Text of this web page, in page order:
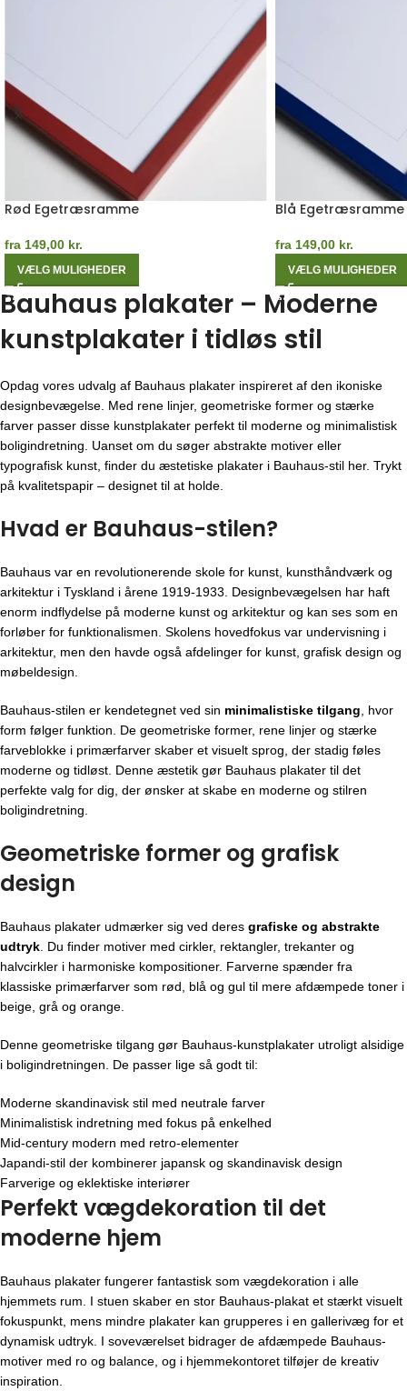
Rød Egetræsramme
fra 149,00 kr.
VÆLG MULIGHEDER
Blå Egetræsramme
fra 149,00 kr.
VÆLG MULIGHEDER
Bauhaus plakater – Moderne
kunstplakater i tidløs stil
Opdag vores udvalg af Bauhaus plakater inspireret af den ikoniske
designbevægelse. Med rene linjer, geometriske former og stærke
farver passer disse kunstplakater perfekt til moderne og minimalistisk
boligindretning. Uanset om du søger abstrakte motiver eller
typografisk kunst, finder du æstetiske plakater i Bauhaus-stil her. Trykt
på kvalitetspapir – designet til at holde.
Hvad er Bauhaus-stilen?
Bauhaus var en revolutionerende skole for kunst, kunsthåndværk og
arkitektur i Tyskland i årene 1919-1933. Designbevægelsen har haft
enorm indflydelse på moderne kunst og arkitektur og kan ses som en
forløber for funktionalismen. Skolens hovedfokus var undervisning i
arkitektur, men den havde også afdelinger for kunst, grafisk design og
møbeldesign.
Bauhaus-stilen er kendetegnet ved sin minimalistiske tilgang , hvor
form følger funktion. De geometriske former, rene linjer og stærke
farveblokke i primærfarver skaber et visuelt sprog, der stadig føles
moderne og tidløst. Denne æstetik gør Bauhaus plakater til det
perfekte valg for dig, der ønsker at skabe en moderne og stilren
boligindretning.
Geometriske former og grafisk
design
Bauhaus plakater udmærker sig ved deres grafiske og abstrakte
udtryk . Du finder motiver med cirkler, rektangler, trekanter og
halvcirkler i harmoniske kompositioner. Farverne spænder fra
klassiske primærfarver som rød, blå og gul til mere afdæmpede toner i
beige, grå og orange.
Denne geometriske tilgang gør Bauhaus-kunstplakater utroligt alsidige
i boligindretningen. De passer lige så godt til:
Moderne skandinavisk stil med neutrale farver
Minimalistisk indretning med fokus på enkelhed
Mid-century modern med retro-elementer
Japandi-stil der kombinerer japansk og skandinavisk design
Farverige og eklektiske interiører
Perfekt vægdekoration til det
moderne hjem
Bauhaus plakater fungerer fantastisk som vægdekoration i alle
hjemmets rum. I stuen skaber en stor Bauhaus-plakat et stærkt visuelt
fokuspunkt, mens mindre plakater kan grupperes i en gallerivæg for et
dynamisk udtryk. I soveværelset bidrager de afdæmpede Bauhaus-
motiver med ro og balance, og i hjemmekontoret tilføjer de kreativ
inspiration.